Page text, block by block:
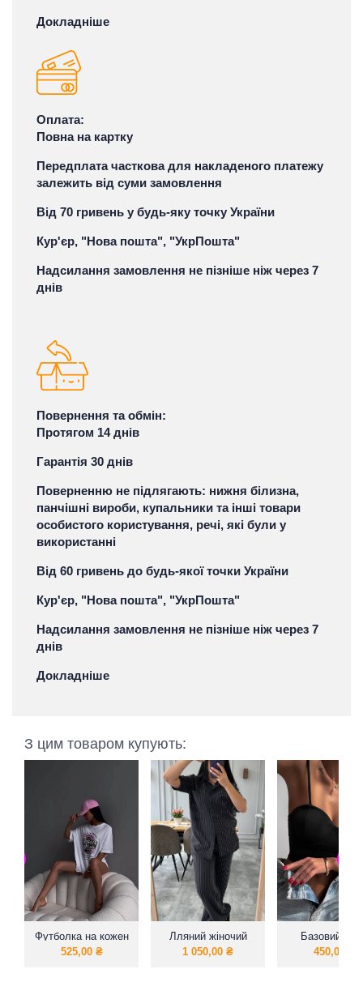
Докладніше
Оплата:
Повна на картку
Передплата часткова для накладеного платежу
залежить від суми замовлення
Від 70 гривень у будь-яку точку України
Кур'єр, "Нова пошта", "УкрПошта"
Надсилання замовлення не пізніше ніж через 7
днів
Повернення та обмін:
Протягом 14 днів
Гарантія 30 днів
Поверненню не підлягають: нижня білизна,
панчішні вироби, купальники та інші товари
особистого користування, речі, які були у
використанні
Від 60 гривень до будь-якої точки України
Кур'єр, "Нова пошта", "УкрПошта"
Надсилання замовлення не пізніше ніж через 7
днів
Докладніше
З цим товаром купують:
Футболка на кожен
день
525,00 ₴
Лляний жіночий
костюм в смужку
1 050,00₴
Базовий топ
чашками
450,00